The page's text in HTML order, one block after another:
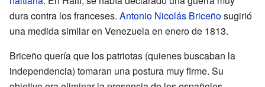
dura contra los franceses. Antonio Nicolás Briceñosugirió
una medida similar en Venezuela en enero de 1813.
Briceño quería que los patriotas (quienes buscaban la
independencia) tomaran una postura muy firme. Su